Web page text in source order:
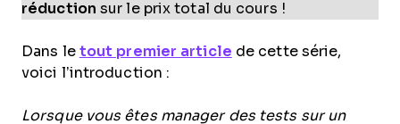
réduction sur le prix total du cours !
Dans le tout premier article de cette série,
voici l’introduction :
Lorsque vous êtes manager des tests sur un